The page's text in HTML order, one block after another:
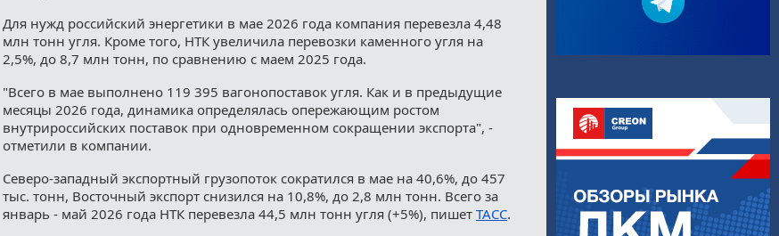
Для нужд российский энергетики в мае 2026 года компания перевезла 4,48
млн тонн угля. Кроме того, НТК увеличила перевозки каменного угля на
2,5%, до 8,7 млн тонн, по сравнению с маем 2025 года.
"Всего в мае выполнено 119 395 вагонопоставок угля. Как и в предыдущие
месяцы 2026 года, динамика определялась опережающим ростом
внутрироссийских поставок при одновременном сокращении экспорта", -
отметили в компании.
Северо-западный экспортный грузопоток сократился в мае на 40,6%, до 457
тыс. тонн, Восточный экспорт снизился на 10,8%, до 2,8 млн тонн. Всего за
январь - май 2026 года НТК перевезла 44,5 млн тонн угля (+5%), пишет ТАСС.